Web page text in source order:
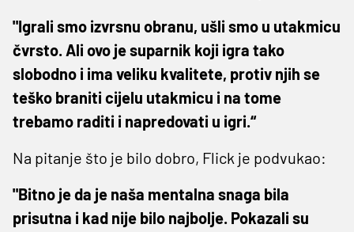
"Igrali smo izvrsnu obranu, ušli smo u utakmicu
čvrsto. Ali ovo je suparnik koji igra tako
slobodno i ima veliku kvalitete, protiv njih se
teško braniti cijelu utakmicu i na tome
trebamo raditi i napredovati u igri.“
Na pitanje što je bilo dobro, Flick je podvukao:
"Bitno je da je naša mentalna snaga bila
prisutna i kad nije bilo najbolje. Pokazali su